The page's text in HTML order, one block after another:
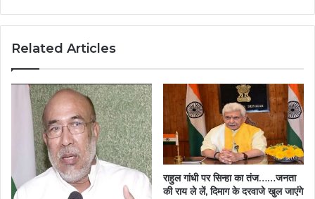
Related Articles
राहुल गांधी पर सिन्हा का तंज……जनता
की राय ले लें, दिमाग के दरवाजे खुल जाएंगे